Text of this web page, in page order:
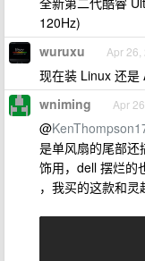
120Hz)
wuruxu Apr 26,
现在装 Linux 还是
wniming Apr
@
是单风扇的尾部还
饰用，dell 摆烂的
，我买的这款和灵